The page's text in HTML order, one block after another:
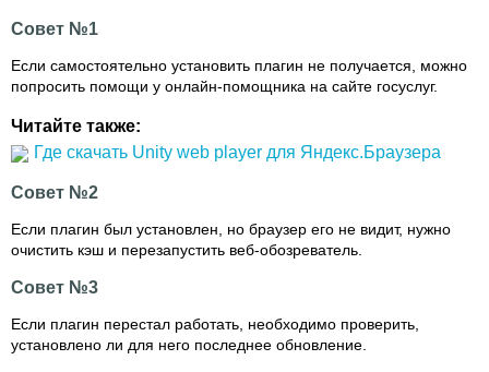
Совет №1
Если самостоятельно установить плагин не получается, можно
попросить помощи у онлайн-помощника на сайте госуслуг.
Читайте также:
Где скачать Unity web player для Яндекс.Браузера
Совет №2
Если плагин был установлен, но браузер его не видит, нужно
очистить кэш и перезапустить веб-обозреватель.
Совет №3
Если плагин перестал работать, необходимо проверить,
установлено ли для него последнее обновление.